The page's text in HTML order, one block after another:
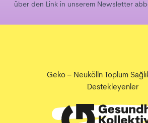
über den Link in unserem Newsletter
Geko – Neukölln Toplum
Destekleyenler